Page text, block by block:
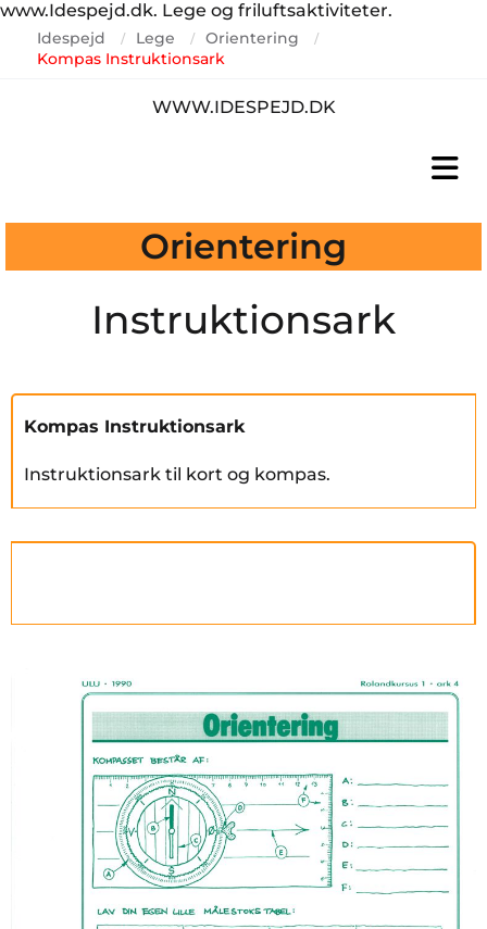
www.Idespejd.dk. Lege og friluftsaktiviteter.
Idespejd / Lege / Orientering /
Kompas Instruktionsark
WWW.IDESPEJD.DK
Orientering
Instruktionsark
Kompas Instruktionsark
Instruktionsark til kort og kompas.